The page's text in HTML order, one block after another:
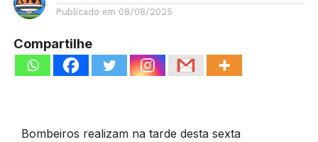
Publicado em 08/08/2025
Compartilhe
Bombeiros realizam na tarde desta sexta